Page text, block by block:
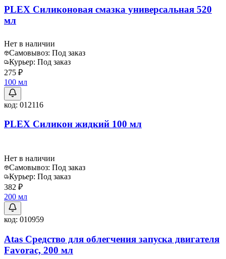
PLEX Cиликоновая смазка универсальная 520
мл
Нет в наличии
Самовывоз: Под заказ
Курьер: Под заказ
275 ₽
100 мл
код: 012116
PLEX Силикон жидкий 100 мл
Нет в наличии
Самовывоз: Под заказ
Курьер: Под заказ
382 ₽
200 мл
код: 010959
Atas Средство для облегчения запуска двигателя
Favorac, 200 мл